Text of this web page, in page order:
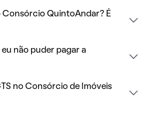
Consórcio QuintoAndar? É
não puder pagar a
no Consórcio de Imóveis